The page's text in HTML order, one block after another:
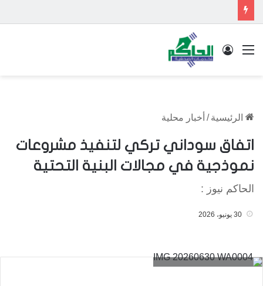
القائمة تسجيل الدخول
الرئيسية / أخبار محلية
اتفاق سوداني تركي لتنفيذ مشروعات
نموذجية في مجالات البنية التحتية
الحاكم نيوز :
30 يونيو، 2026